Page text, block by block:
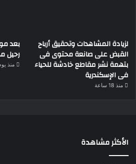
لزيادة المشاهدات وتحقيق أرباح
القبض على صانعة محتوى فى
بتهمة نشر مقاطع خادشة للحياء
فى الإسكندرية
منذ 18 ساعة
بعد
رحيل
منذ
الأكثر مشاهدة